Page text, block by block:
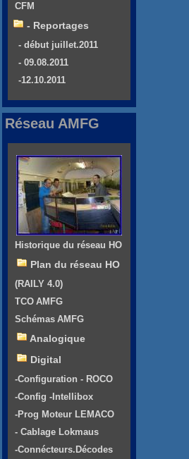
CFM
- Reportages
- début juillet.2011
- 09.08.2011
-12.10.2011
Réseau AMFG
Historique du réseau HO
Plan du réseau HO
(RAILY 4.0)
TCO AMFG
Schémas AMFG
Analogique
Digital
-Configuration - ROCO
-Config -Intellibox
-Prog Moteur LEMACO
- Cablage Lokmaus
-Connécteurs.Décodes